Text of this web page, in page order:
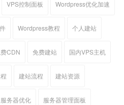
VPS控制面板 Wordpress优化加速
Wordpress教程 个人建站
CDN 免费建站 国内VPS主机
建站流程 建站资源
服务器优化 服务器管理面板